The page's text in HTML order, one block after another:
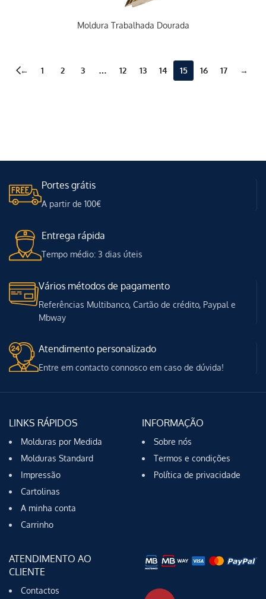
Moldura Trabalhada Dourada
← 1 2 3 … 12 13 14 15 16 17 →
Portes grátis
A partir de 100€
Entrega rápida
Tempo médio: 3 dias úteis
Vários métodos de pagamento
Referências Multibanco, Cartão de crédito, Paypal e
Mbway
Atendimento personalizado
Entre em contacto connosco em caso de dúvida!
LINKS RÁPIDOS
Molduras por Medida
Molduras Standard
Impressão
Cartolinas
A minha conta
Carrinho
INFORMAÇÃO
Sobre nós
Termos e condições
Política de privacidade
ATENDIMENTO AO
CLIENTE
Contactos